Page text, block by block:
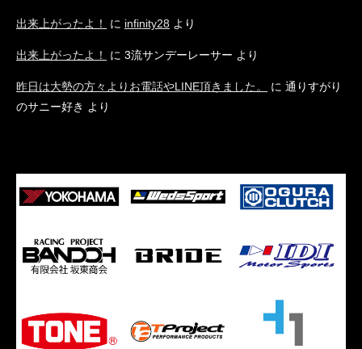
出来上がったよ！ に infinity28 より
出来上がったよ！ に 3流サンデーレーサー より
昨日は大勢の方々よりお電話やLINE頂きました。 に 通りすがり
のサニー好き より